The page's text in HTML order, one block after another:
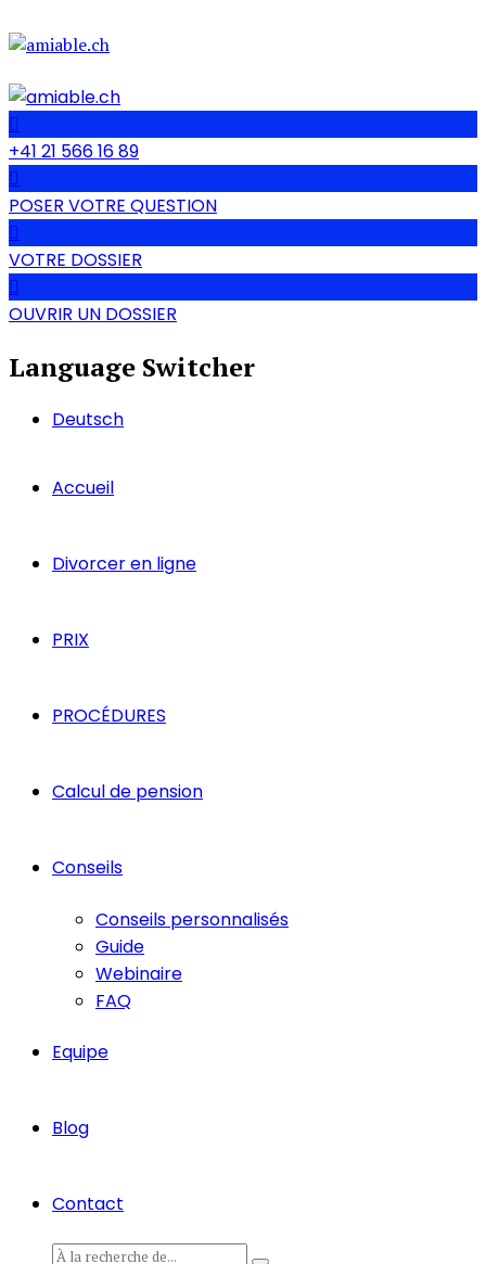
+41 21 566 16 89
POSER VOTRE QUESTION
VOTRE DOSSIER
OUVRIR UN DOSSIER
Language Switcher
Deutsch
Accueil
Divorcer en ligne
PRIX
PROCÉDURES
Calcul de pension
Conseils
Conseils personnalisés
Guide
Webinaire
FAQ
Equipe
Blog
Contact